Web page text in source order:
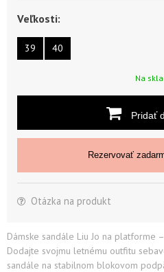
Veľkosti:
39 40
Na
Pridať
Rezervovať
Otázka na produkt
Dámske sandále Liu Jo na platforme
Dodajte svojmu letnému outfitu
sandále na stabilnom blokovom